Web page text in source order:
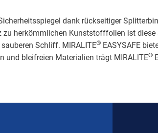
dank rückseitiger
herkömmlichen Kunststofffolien ist
Schliff. MIRALITE®EASYSAFE
und bleifreien Materialien trägt MIRALITE®